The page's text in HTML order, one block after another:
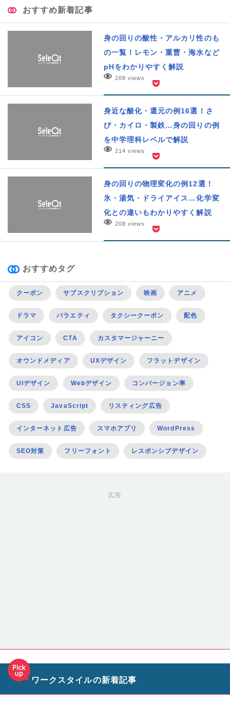
おすすめ新着記事
身の回りの酸性・アルカリ性のも
の一覧！レモン・重曹・海水など
pHをわかりやすく解説
208 views
身近な酸化・還元の例16選！さ
び・カイロ・製鉄…身の回りの例
を中学理科レベルで解説
214 views
身の回りの物理変化の例12選！
氷・湯気・ドライアイス…化学変
化との違いもわかりやすく解説
208 views
おすすめタグ
クーポン サブスクリプション 映画 アニメ
ドラマ バラエティ タクシークーポン 配色
アイコン CTA カスタマージャーニー
オウンドメディア UXデザイン フラットデザイン
UIデザイン Webデザイン コンバージョン率
CSS JavaScript リスティング広告
インターネット広告 スマホアプリ WordPress
SEO対策 フリーフォント レスポンシブデザイン
広告
ワークスタイルの新着記事